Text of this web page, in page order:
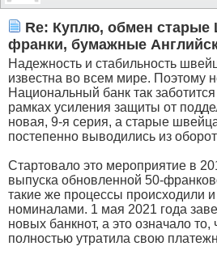
Re: Куплю, обмен старые
франки, бумажные
Надежность и стабильность
известна во всем мире. Поэтому
Национальный банк так
рамках усиления защиты от
новая, 9-я серия, а старые
постепенно выводились из
Стартовало это мероприятие в
выпуска обновленной 50-
такие же процессы происходили и
номиналами. 1 мая 2021 года
новых банкнот, а это означало то,
полностью утратила свою